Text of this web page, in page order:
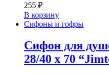
255 ₽
В корзину
Сифоны и гофры
Сифон для
28/40 x 70